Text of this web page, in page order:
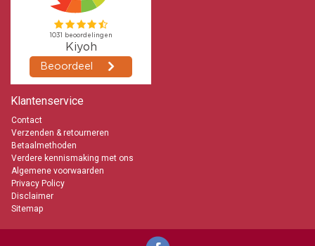
Klantenservice
Contact
Verzenden & retourneren
Betaalmethoden
Verdere kennismaking met ons
Algemene voorwaarden
Privacy Policy
Disclaimer
Sitemap